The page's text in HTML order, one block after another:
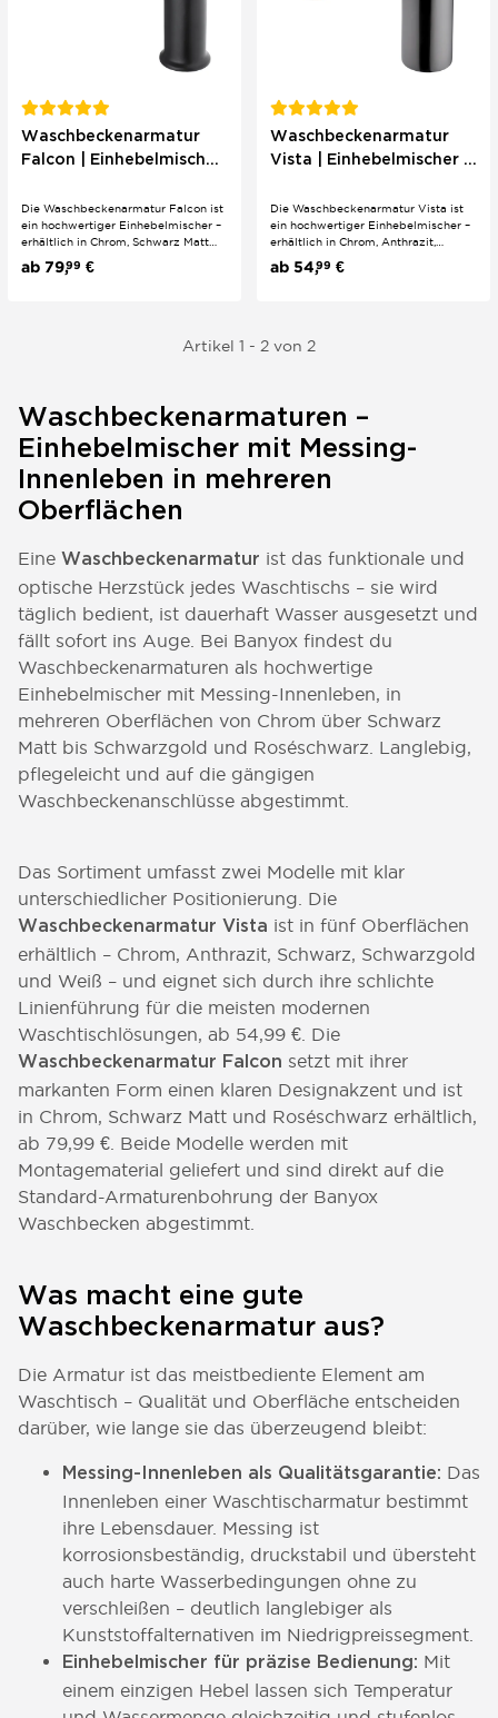
Waschbeckenarmatur
Falcon | Einhebelmischer
Die Waschbeckenarmatur Falcon ist
ein hochwertiger Einhebelmischer –
erhältlich in Chrom, Schwarz Matt
und Roséschwarz. Das hochwertige
Messing-Innenleben sorgt für
ab 79,99 €
Waschbeckenarmatur
Vista | Einhebelmischer |
Die Waschbeckenarmatur Vista ist
ein hochwertiger Einhebelmischer –
erhältlich in Chrom, Anthrazit,
Schwarz, Schwarzgold und Weiß.
Das Messing-Innenleben sorgt für
ab 54,99 €
Artikel 1 - 2 von 2
Waschbeckenarmaturen –
Einhebelmischer mit Messing-
Innenleben in mehreren
Oberflächen
Eine Waschbeckenarmatur ist das funktionale und
optische Herzstück jedes Waschtischs – sie wird
täglich bedient, ist dauerhaft Wasser ausgesetzt und
fällt sofort ins Auge. Bei Banyox findest du
Waschbeckenarmaturen als hochwertige
Einhebelmischer mit Messing-Innenleben, in
mehreren Oberflächen von Chrom über Schwarz
Matt bis Schwarzgold und Roséschwarz. Langlebig,
pflegeleicht und auf die gängigen
Waschbeckenanschlüsse abgestimmt.
Das Sortiment umfasst zwei Modelle mit klar
unterschiedlicher Positionierung. Die
Waschbeckenarmatur Vista ist in fünf Oberflächen
erhältlich – Chrom, Anthrazit, Schwarz, Schwarzgold
und Weiß – und eignet sich durch ihre schlichte
Linienführung für die meisten modernen
Waschtischlösungen, ab 54,99 €. Die
Waschbeckenarmatur Falcon setzt mit ihrer
markanten Form einen klaren Designakzent und ist
in Chrom, Schwarz Matt und Roséschwarz erhältlich,
ab 79,99 €. Beide Modelle werden mit
Montagematerial geliefert und sind direkt auf die
Standard-Armaturenbohrung der Banyox
Waschbecken abgestimmt.
Was macht eine gute
Waschbeckenarmatur aus?
Die Armatur ist das meistbediente Element am
Waschtisch – Qualität und Oberfläche entscheiden
darüber, wie lange sie das überzeugend bleibt:
Messing-Innenleben als Qualitätsgarantie: Das
Innenleben einer Waschtischarmatur bestimmt
ihre Lebensdauer. Messing ist
korrosionsbeständig, druckstabil und übersteht
auch harte Wasserbedingungen ohne zu
verschleißen – deutlich langlebiger als
Kunststoffalternativen im Niedrigpreissegment.
Einhebelmischer für präzise Bedienung: Mit
einem einzigen Hebel lassen sich Temperatur